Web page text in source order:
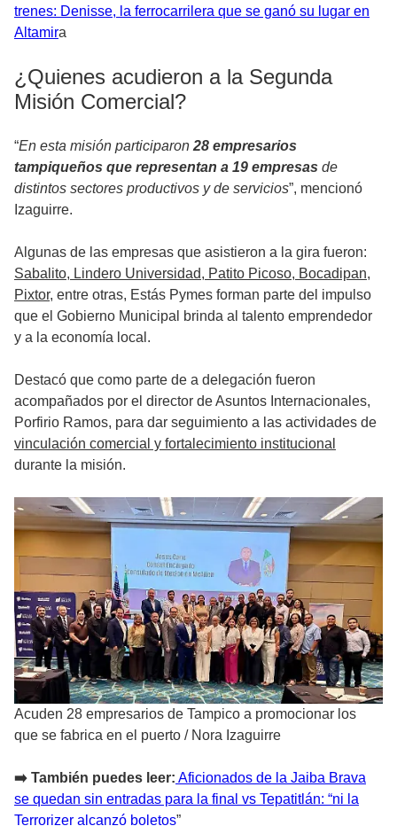
trenes: Denisse, la ferrocarrilera que se ganó su lugar en
Altamira
¿Quienes acudieron a la Segunda
Misión Comercial?
“En esta misión participaron 28 empresarios
tampiqueños que representan a 19 empresas de
distintos sectores productivos y de servicios”, mencionó
Izaguirre.
Algunas de las empresas que asistieron a la gira fueron:
Sabalito, Lindero Universidad, Patito Picoso, Bocadipan,
Pixtor, entre otras, Estás Pymes forman parte del impulso
que el Gobierno Municipal brinda al talento emprendedor
y a la economía local.
Destacó que como parte de a delegación fueron
acompañados por el director de Asuntos Internacionales,
Porfirio Ramos, para dar seguimiento a las actividades de
vinculación comercial y fortalecimiento institucional
durante la misión.
Acuden 28 empresarios de Tampico a promocionar los
que se fabrica en el puerto / Nora Izaguirre
➡️ También puedes leer: Aficionados de la Jaiba Brava
se quedan sin entradas para la final vs Tepatitlán: “ni la
Terrorizer alcanzó boletos”